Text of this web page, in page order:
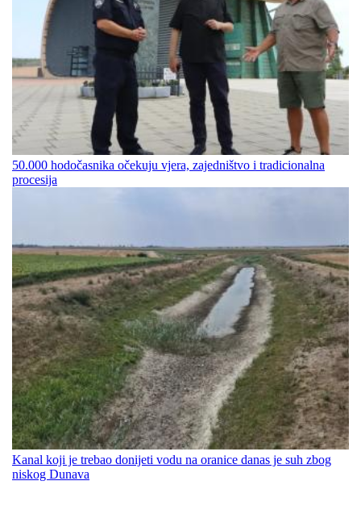
50.000 hodočasnika očekuju vjera, zajedništvo i tradicionalna
procesija
Kanal koji je trebao donijeti vodu na oranice danas je suh zbog
niskog Dunava